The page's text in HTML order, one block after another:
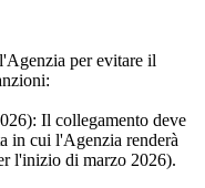
per evitare il
Il collegamento deve
in cui l'Agenzia renderà
l'inizio di marzo 2026).